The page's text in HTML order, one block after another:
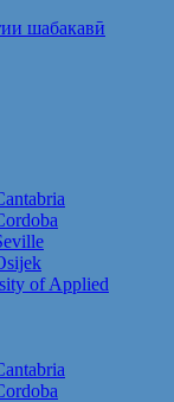
шабакавӣ
of Applied